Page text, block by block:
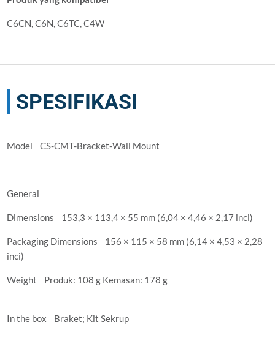
C6CN, C6N, C6TC, C4W
SPESIFIKASI
Model CS-CMT-Bracket-Wall Mount
General
Dimensions 153,3 × 113,4 × 55 mm (6,04 × 4,46 × 2,17 inci)
Packaging Dimensions 156 × 115 × 58 mm (6,14 × 4,53 × 2,28
inci)
Weight Produk: 108 g Kemasan: 178 g
In the box Braket; Kit Sekrup